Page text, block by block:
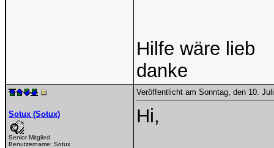
Hilfe wäre lieb
danke
Sotux (Sotux)
Senior Mitglied
Benutzername: Sotux
Veröffentlicht am Sonntag, den 10.
Hi,